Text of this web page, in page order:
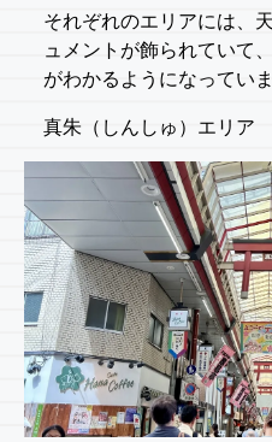
それぞれのエリアには、
ュメントが飾られていて
がわかるようになっていま
真朱（しんしゅ）エリア